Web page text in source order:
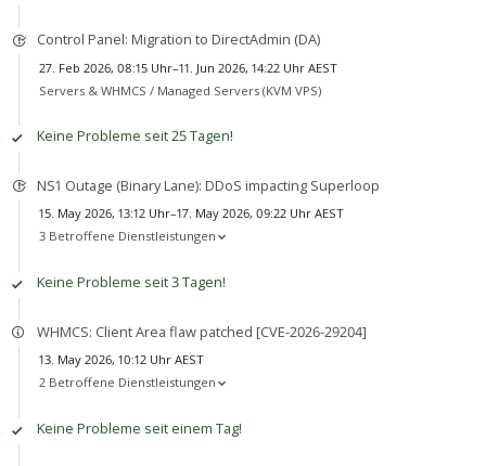
Control Panel: Migration to DirectAdmin (DA)
27. Feb 2026, 08:15 Uhr–11. Jun 2026, 14:22 Uhr AEST
Servers & WHMCS / Managed Servers (KVM VPS)
Keine Probleme seit 25 Tagen!
NS1 Outage (Binary Lane): DDoS impacting Superloop
15. May 2026, 13:12 Uhr–17. May 2026, 09:22 Uhr AEST
3 Betroffene Dienstleistungen
Keine Probleme seit 3 Tagen!
WHMCS: Client Area flaw patched [CVE-2026-29204]
13. May 2026, 10:12 Uhr AEST
2 Betroffene Dienstleistungen
Keine Probleme seit einem Tag!